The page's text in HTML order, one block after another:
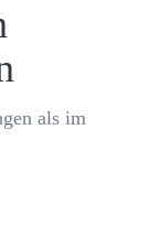
als im